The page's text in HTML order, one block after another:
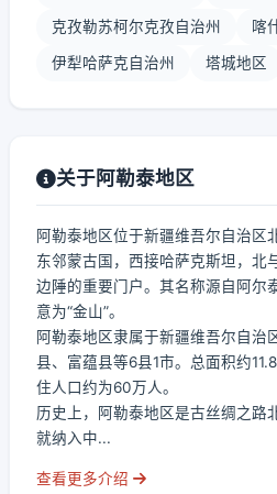
克孜勒苏柯尔克孜自治州 喀
伊犁哈萨克自治州 塔城地区
关于阿勒泰地区
阿勒泰地区位于新疆维吾尔自治区
东邻蒙古国，西接哈萨克斯坦，北
边陲的重要门户。其名称源自阿尔
意为“金山”。
阿勒泰地区隶属于新疆维吾尔自治
县、富蕴县等6县1市。总面积约
住人口约为60万人。
历史上，阿勒泰地区是古丝绸之路
就纳入中...
查看更多介绍